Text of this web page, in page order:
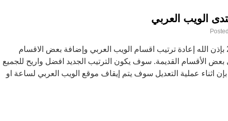
الويب العربي
سوف يتم بتاريخ 22-07-2209 بإذن الله إعادة ترتيب اقسام الويب العربي وإضافة بعض الاقسام
الأقسام القديمة. سوف يكون الترتيب الجديد افضل واريح للجميع
بإن اثناء عملية التعديل سوف يتم إيقاف موقع الويب العربي لساعة او